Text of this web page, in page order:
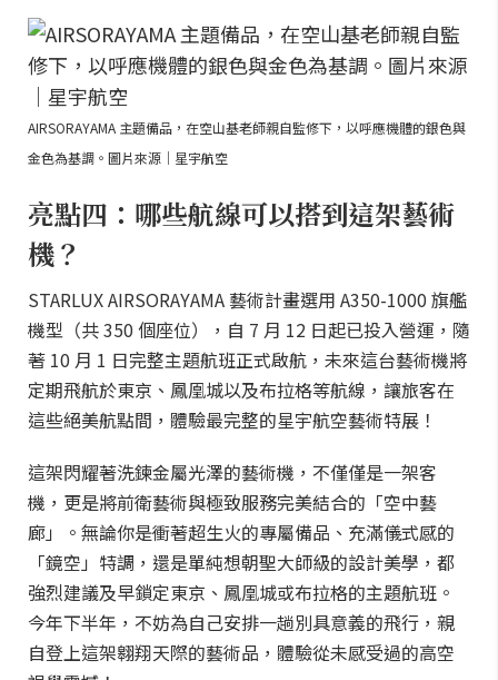
AIRSORAYAMA 主題備品，在空山基老師親自監修下，以呼應機體的銀色與
金色為基調。圖片來源｜星宇航空
亮點四：哪些航線可以搭到這架藝術
機？
STARLUX AIRSORAYAMA 藝術計畫選用 A350-1000 旗艦
機型（共 350 個座位），自 7 月 12 日起已投入營運，隨
著 10 月 1 日完整主題航班正式啟航，未來這台藝術機將
定期飛航於東京、鳳凰城以及布拉格等航線，讓旅客在
這些絕美航點間，體驗最完整的星宇航空藝術特展！
這架閃耀著洗鍊金屬光澤的藝術機，不僅僅是一架客
機，更是將前衛藝術與極致服務完美結合的「空中藝
廊」。無論你是衝著超生火的專屬備品、充滿儀式感的
「鏡空」特調，還是單純想朝聖大師級的設計美學，都
強烈建議及早鎖定東京、鳳凰城或布拉格的主題航班。
今年下半年，不妨為自己安排一趟別具意義的飛行，親
自登上這架翱翔天際的藝術品，體驗從未感受過的高空